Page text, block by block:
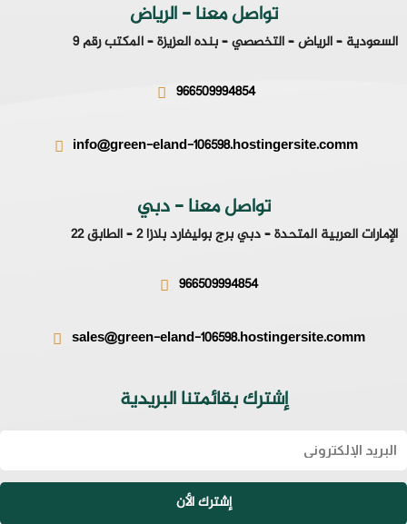
تواصل معنا - الرياض
السعودية – الرياض – التخصصي – بنده العزيزة – المكتب رقم 9
966509994854
info@green-eland-106598.hostingersite.comm
تواصل معنا - دبي
الإمارات العربية المتحدة – دبي برج بوليفارد بلازا 2 – الطابق 22
966509994854
sales@green-eland-106598.hostingersite.comm
إشترك بقائمتنا البريدية
Email
إشترك الأن